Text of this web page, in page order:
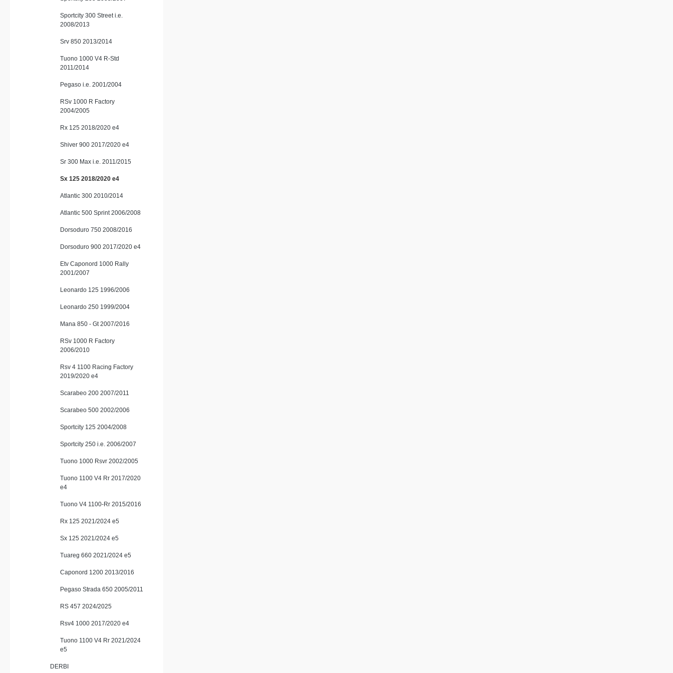
Sportcity 300 Street i.e.
2008/2013
Srv 850 2013/2014
Tuono 1000 V4 R-Std
2011/2014
Pegaso i.e. 2001/2004
RSv 1000 R Factory
2004/2005
Rx 125 2018/2020 e4
Shiver 900 2017/2020 e4
Sr 300 Max i.e. 2011/2015
Sx 125 2018/2020 e4
Atlantic 300 2010/2014
Atlantic 500 Sprint 2006/2008
Dorsoduro 750 2008/2016
Dorsoduro 900 2017/2020 e4
Etv Caponord 1000 Rally
2001/2007
Leonardo 125 1996/2006
Leonardo 250 1999/2004
Mana 850 - Gt 2007/2016
RSv 1000 R Factory
2006/2010
Rsv 4 1100 Racing Factory
2019/2020 e4
Scarabeo 200 2007/2011
Scarabeo 500 2002/2006
Sportcity 125 2004/2008
Sportcity 250 i.e. 2006/2007
Tuono 1000 Rsvr 2002/2005
Tuono 1100 V4 Rr 2017/2020
e4
Tuono V4 1100-Rr 2015/2016
Rx 125 2021/2024 e5
Sx 125 2021/2024 e5
Tuareg 660 2021/2024 e5
Caponord 1200 2013/2016
Pegaso Strada 650 2005/2011
RS 457 2024/2025
Rsv4 1000 2017/2020 e4
Tuono 1100 V4 Rr 2021/2024
e5
DERBI